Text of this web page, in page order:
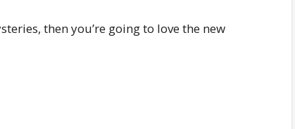
then you’re going to love the new